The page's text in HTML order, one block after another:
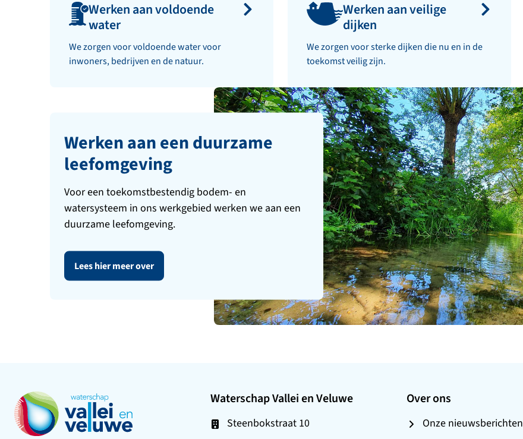
Werken aan voldoende
water
We zorgen voor voldoende water voor
inwoners, bedrijven en de natuur.
Werken aan veilige
dijken
We zorgen voor sterke dijken die nu en in de
toekomst veilig zijn.
Werken aan een duurzame
leefomgeving
Voor een toekomstbestendig bodem- en
watersysteem in ons werkgebied werken we aan een
duurzame leefomgeving.
Lees hier meer over
Ga naar de startpaginaWaterschap Vallei en Veluwe
Steenbokstraat 10
Over ons
Onze nieuwsberichten